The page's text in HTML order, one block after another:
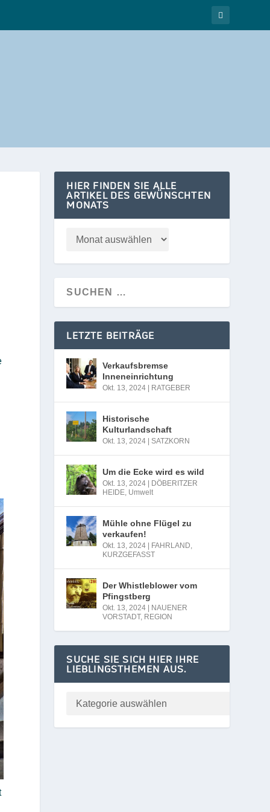
HIER FINDEN SIE ALLE
ARTIKEL DES GEWÜNSCHTEN
MONATS
LETZTE BEITRÄGE
Verkaufsbremse
Inneneinrichtung
Okt. 13, 2024 RATGEBER
Historische
Kulturlandschaft
Okt. 13, 2024 |SATZKORN
Um die Ecke wird es wild
Okt. 13, 2024
DÖBERITZER
HEIDE, Umwelt
Mühle ohne Flügel zu
verkaufen!
Okt. 13, 2024 FAHRLAND,
KURZGEFASST
Der Whistleblower vom
Pfingstberg
Okt. 13, 2024
NAUENER
VORSTADT, REGION
SUCHE SIE SICH HIER IHRE
LIEBLINGSTHEMEN AUS.